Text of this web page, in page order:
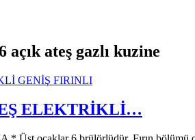
ateş gazlı kuzine
ELEKTRİKLİ…